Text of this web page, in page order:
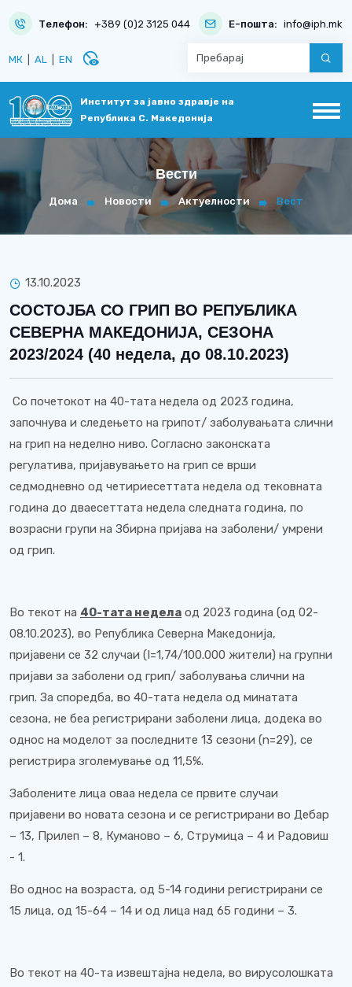
Телефон: +389 (0)2 3125 044 Е-пошта: info@iph.mk
МК AL EN disabled_visible
Институт за јавно здравје на
Република С. Македонија
Вести
Дома Новости Актуелности Вест
13.10.2023
СОСТОЈБА СО ГРИП ВО РЕПУБЛИКА
СЕВЕРНА МАКЕДОНИЈА, СЕЗОНА
2023/2024 (40 недела, до 08.10.2023)
Со почетокот на 40-тата недела од 2023 година,
започнува и следењето на грипот/ заболувањата слични
на грип на неделно ниво. Согласно законската
регулатива, пријавувањето на грип се врши
седмодневно од четириесеттата недела од тековната
година до дваесеттата недела следната година, по
возрасни групи на Збирна пријава на заболени/ умрени
од грип.
Во текот на 40-тата недела од 2023 година (од 02-
08.10.2023), во Република Северна Македонија,
пријавени се 32 случаи (I=1,74/100.000 жители) на групни
пријави за заболени од грип/ заболувања слични на
грип. За споредба, во 40-тата недела од минатата
сезона, не беа регистрирани заболени лица, додека во
однос на моделот за последните 13 сезони (n=29), се
регистрира зголемување од 11,5%.
Заболените лица оваа недела се првите случаи
пријавени во новата сезона и се регистрирани во Дебар
– 13, Прилеп – 8, Куманово – 6, Струмица – 4 и Радовиш
- 1.
Во однос на возраста, од 5-14 години регистрирани се
15 лица, од 15-64 – 14 и од лица над 65 години – 3.
Во текот на 40-та извештајна недела, во вирусолошката